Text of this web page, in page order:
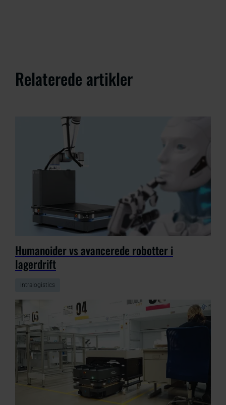
Relaterede artikler
Humanoider vs avancerede robotter i
lagerdrift
Intralogistics